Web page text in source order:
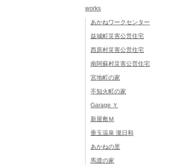
works
あかねワークセンター
益城町災害公営住宅
西原村災害公営住宅
南阿蘇村災害公営住宅
宮地町の家
不知火町の家
Garage Ｙ
新屋敷Ｍ
垂玉温泉 瀧日和
あかねの里
馬渡の家